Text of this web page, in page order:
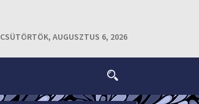
CSÜTÖRTÖK, AUGUSZTUS 6, 2026